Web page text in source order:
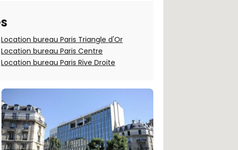
Location bureau Paris Triangle d'Or
Location bureau Paris Centre
Location bureau Paris Rive Droite